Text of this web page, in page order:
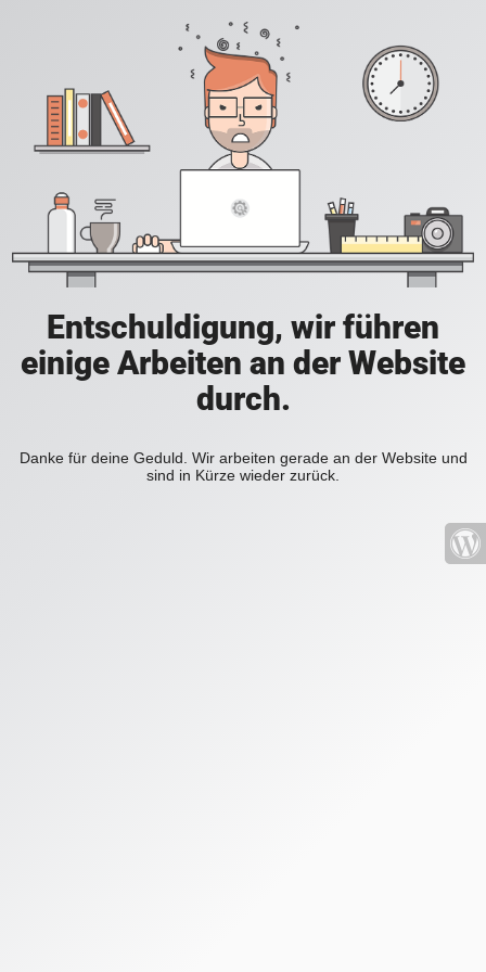
Entschuldigung, wir führen
einige Arbeiten an der Website
durch.
Danke für deine Geduld. Wir arbeiten gerade an der Website und
sind in Kürze wieder zurück.